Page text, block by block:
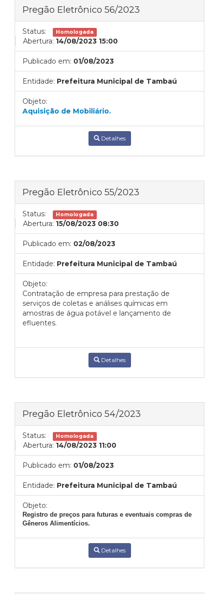
Pregão Eletrônico 56/2023
Status: Homologada
Abertura: 14/08/2023 15:00
Publicado em: 01/08/2023
Entidade: Prefeitura Municipal de Tambaú
Objeto:
Aquisição de Mobiliário.
Detalhes
Pregão Eletrônico 55/2023
Status: Homologada
Abertura: 15/08/2023 08:30
Publicado em: 02/08/2023
Entidade: Prefeitura Municipal de Tambaú
Objeto:
Contratação de empresa para prestação de
serviços de coletas e análises químicas em
amostras de água potável e lançamento de
efluentes.
Detalhes
Pregão Eletrônico 54/2023
Status: Homologada
Abertura: 14/08/2023 11:00
Publicado em: 01/08/2023
Entidade: Prefeitura Municipal de Tambaú
Objeto:
Registro de preços para futuras e eventuais compras de
Gêneros Alimentícios.
Detalhes